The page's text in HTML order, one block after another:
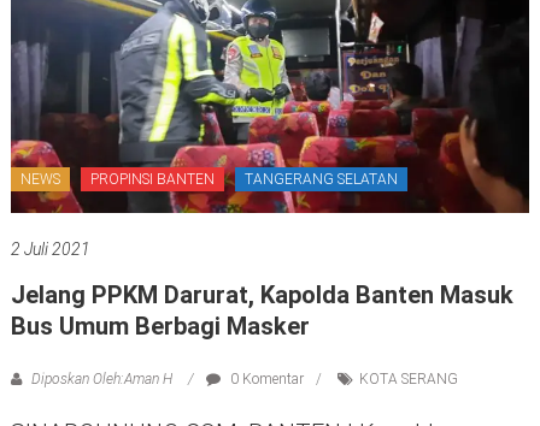
NEWS PROPINSI BANTEN TANGERANG SELATAN
2 Juli 2021
Jelang PPKM Darurat, Kapolda Banten Masuk
Bus Umum Berbagi Masker
Diposkan Oleh:Aman H 0 Komentar KOTA SERANG